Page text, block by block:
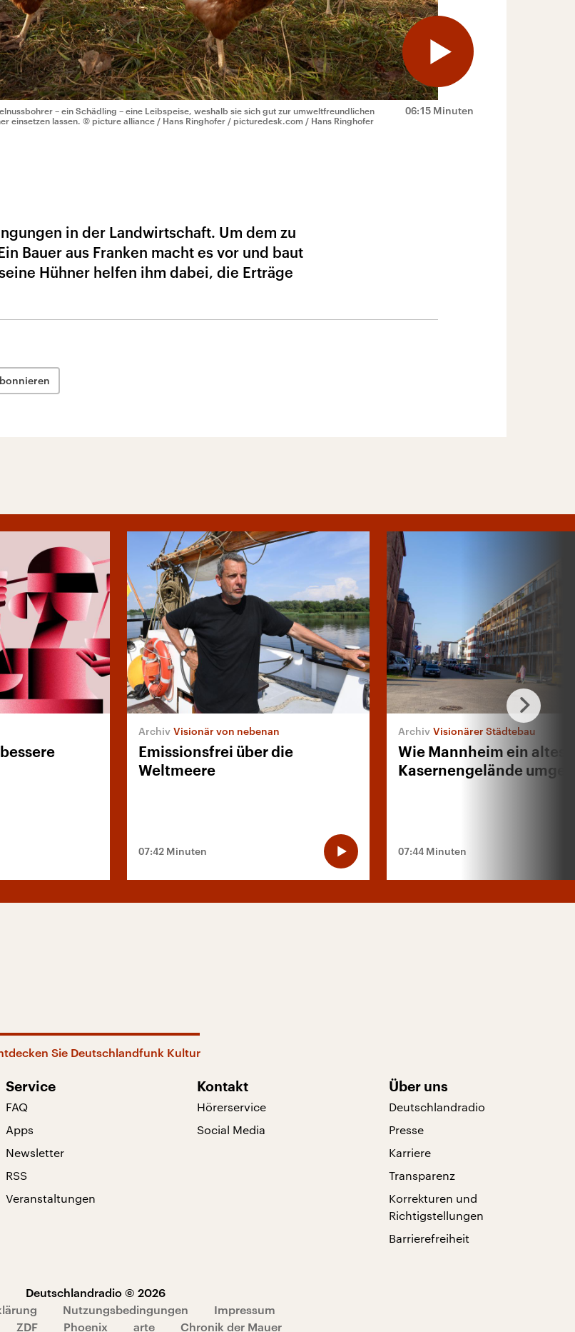
06:15 Minuten
– ein Schädling – eine Leibspeise, weshalb sie sich gut zur umweltfreundlichen
einsetzen lassen. © picture alliance / Hans Ringhofer / picturedesk.com / Hans Ringhofer
in der Landwirtschaft. Um dem zu
Bauer aus Franken macht es vor und baut
Hühner helfen ihm dabei, die Erträge
Visionär von nebenan
Emissionsfrei über die
Weltmeere
07:42 Minuten
Visionärer Städtebau
Wie Mannheim ein altes
Kasernengelände
07:44 Minuten
Sie Deutschlandfunk Kultur
Service
FAQ
Apps
Newsletter
RSS
Veranstaltungen
Kontakt
Hörerservice
Social Media
Über uns
Deutschlandradio
Presse
Karriere
Transparenz
Korrekturen und
Richtigstellungen
Barrierefreiheit
Deutschlandradio © 2026
Nutzungsbedingungen
Impressum
ZDF Phoenix arte Chronik der Mauer